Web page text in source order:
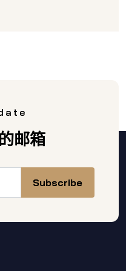
邮箱
Subscribe